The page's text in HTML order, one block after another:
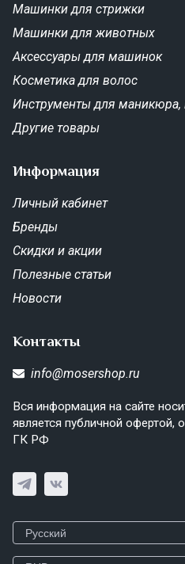
Машинки для стрижки
Машинки для животных
Аксессуары для машинок
Косметика для волос
Инструменты для
Другие товары
Информация
Личный кабинет
Бренды
Скидки и акции
Полезные статьи
Новости
Контакты
info@mosershop.ru
Вся информация на сайте
является публичной офертой,
ГК РФ